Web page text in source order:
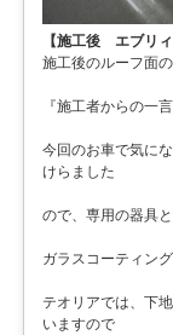
【施工後 エブリ
施工後のルーフ面の
『施工者からの一言
今回のお車で気に
けらました
ので、専用の器具
ガラスコーティン
テオリアでは、下
いますので